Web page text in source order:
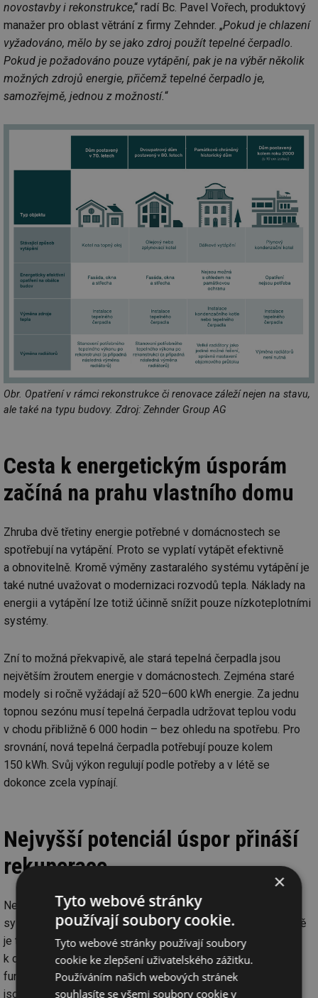
novostavby i rekonstrukce,“ radí Bc. Pavel Vořech, produktový
manažer pro oblast větrání z firmy Zehnder. „Pokud je chlazení
vyžadováno, mělo by se jako zdroj použít tepelné čerpadlo.
Pokud je požadováno pouze vytápění, pak je na výběr několik
možných zdrojů energie, přičemž tepelné čerpadlo je,
samozřejmě, jednou z možností.“
Obr. Opatření v rámci rekonstrukce či renovace záleží nejen na stavu,
ale také na typu budovy. Zdroj: Zehnder Group AG
Cesta k energetickým úsporám
začíná na prahu vlastního domu
Zhruba dvě třetiny energie potřebné v domácnostech se
spotřebují na vytápění. Proto se vyplatí vytápět efektivně
a obnovitelně. Kromě výměny zastaralého systému vytápění je
také nutné uvažovat o modernizaci rozvodů tepla. Náklady na
energii a vytápění lze totiž účinně snížit pouze nízkoteplotními
systémy.
Zní to možná překvapivě, ale stará tepelná čerpadla jsou
největším žroutem energie v domácnostech. Zejména staré
modely si ročně vyžádají až 520–600 kWh energie. Za jednu
topnou sezónu musí tepelná čerpadla udržovat teplou vodu
v chodu přibližně 6 000 hodin – bez ohledu na spotřebu. Pro
srovnání, nová tepelná čerpadla potřebují pouze kolem
150 kWh. Svůj výkon regulují podle potřeby a v létě se
dokonce zcela vypínají.
Nejvyšší potenciál úspor přináší
rekuperace
Nejvyšší úspory energie lze dosáhnout náhradou topného
systému na fosilní paliva systémem rekuperačním. Současně
je třeba zvážit výměnu starých radiátorů. Teprve pak dojde
k optimálnímu sladění výroby a přenosu tepla. To dokonale
funguje s moderními radiátory s nízkou teplotou vody, které
jsou speciálně navrženy pro nízké průtokové teploty
×
Tyto webové stránky
používají soubory cookie.
Tyto webové stránky používají soubory
cookie ke zlepšení uživatelského zážitku.
Používáním našich webových stránek
souhlasíte se všemi soubory cookie v